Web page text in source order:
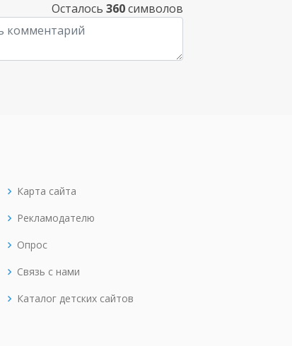
Осталось 360символов
Карта сайта
Рекламодателю
Опрос
Связь с нами
Каталог детских сайтов